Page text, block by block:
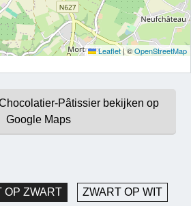
Leaflet|©OpenStreetMap
Pâtissier bekijken op
Google Maps
OP ZWART ZWART OP WIT